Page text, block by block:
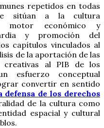
repetidos en todas
sitúan a la cultura
motor económico y
y promoción del
capítulos vinculados al
de la aportación de las
creativas al PIB de los
esfuerzo conceptual
convertir en sentido
defensa de los derechos
de la cultura como
espacial y cultural